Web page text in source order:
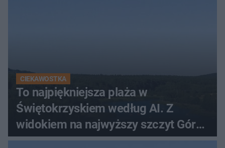
CIEKAWOSTKA
To najpiękniejsza plaża w
Świętokrzyskiem według AI. Z
widokiem na najwyższy szczyt Gór
Świętokrzyskich